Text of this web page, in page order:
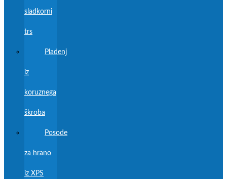
sladkorni
trs
Pladenj
iz
koruznega
škroba
Posode
za hrano
iz XPS